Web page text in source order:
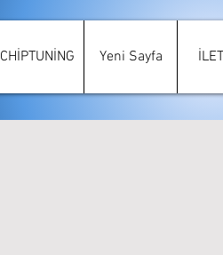
CHİPTUNİNG Yeni Sayfa